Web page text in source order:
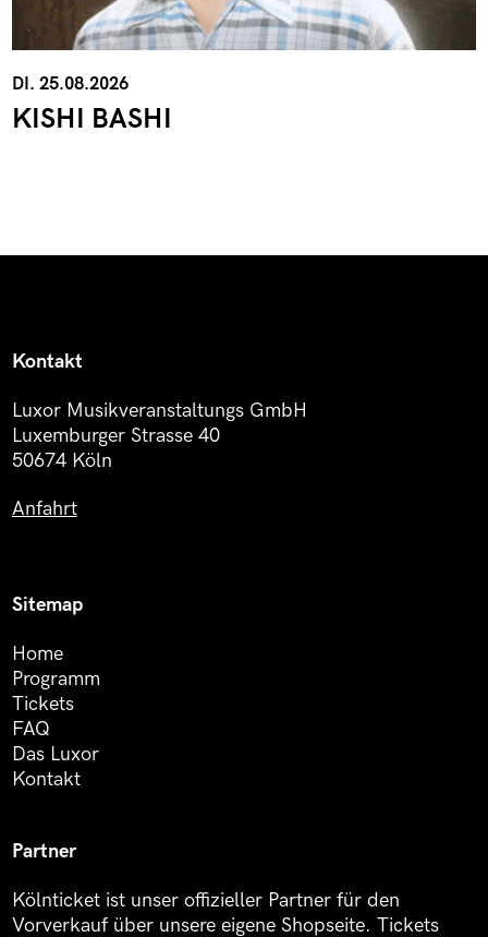
DI. 25.08.2026
KISHI BASHI
Kontakt
Luxor Musikveranstaltungs GmbH
Luxemburger Strasse 40
50674 Köln
Anfahrt
Sitemap
Home
Programm
Tickets
FAQ
Das Luxor
Kontakt
Partner
Kölnticket ist unser offizieller Partner für den
Vorverkauf über unsere eigene Shopseite. Tickets